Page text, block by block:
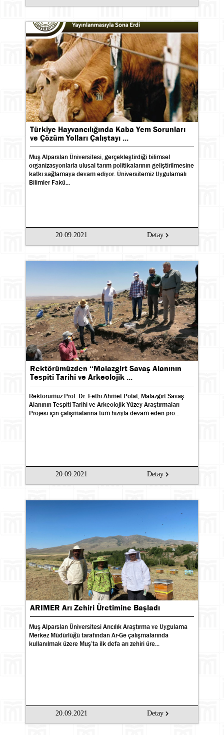
Türkiye Hayvancılığında Kaba Yem Sorunları
ve Çözüm Yolları Çalıştayı ...
Muş Alparslan Üniversitesi, gerçekleştirdiği bilimsel
organizasyonlarla ulusal tarım politikalarının geliştirilmesine
katkı sağlamaya devam ediyor. Üniversitemiz Uygulamalı
Bilimler Fakü...
20.09.2021 Detay
Rektörümüzden ‘‘Malazgirt Savaş Alanının
Tespiti Tarihi ve Arkeolojik ...
Rektörümüz Prof. Dr. Fethi Ahmet Polat, Malazgirt Savaş
Alanının Tespiti Tarihi ve Arkeolojik Yüzey Araştırmaları
Projesi için çalışmalarına tüm hızıyla devam eden pro...
20.09.2021 Detay
ARIMER Arı Zehiri Üretimine Başladı
Muş Alparslan Üniversitesi Arıcılık Araştırma ve Uygulama
Merkez Müdürlüğü tarafından Ar-Ge çalışmalarında
kullanılmak üzere Muş’ta ilk defa arı zehiri üre...
20.09.2021 Detay